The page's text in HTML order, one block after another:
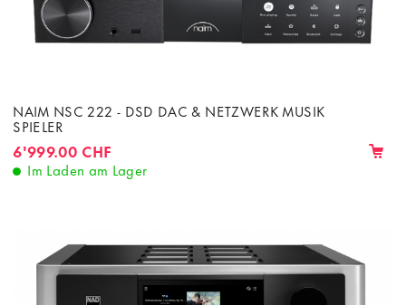
NAIM NSC 222 - DSD DAC & NETZWERK MUSIK
SPIELER
6'999.00 CHF
Im Laden am Lager